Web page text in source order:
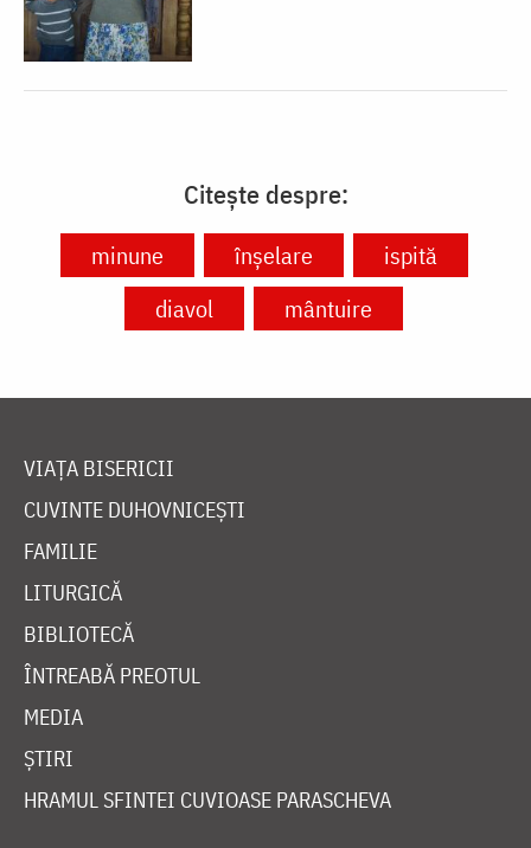
Citește despre:
minune înșelare
ispită
diavol
mântuire
VIAȚA BISERICII
CUVINTE DUHOVNICEȘTI
FAMILIE
LITURGICĂ
BIBLIOTECĂ
ÎNTREABĂ PREOTUL
MEDIA
ȘTIRI
HRAMUL SFINTEI CUVIOASE PARASCHEVA